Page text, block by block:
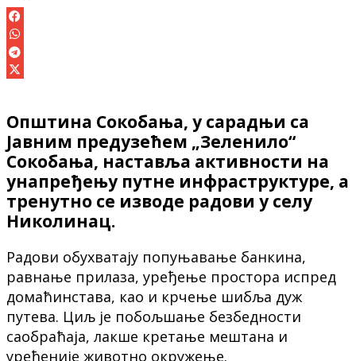
Општина Сокобања, у сарадњи са
Јавним предузећем „Зеленило“
Сокобања, наставља активности на
унапређењу путне инфраструктуре, а
тренутно се изводе радови у селу
Николинац.
Радови обухватају попуњавање банкина,
равнање прилаза, уређење простора испред
домаћинстава, као и крчење шибља дуж
путева. Циљ је побољшање безбедности
саобраћаја, лакше кретање мештана и
уређеније животно окружење.